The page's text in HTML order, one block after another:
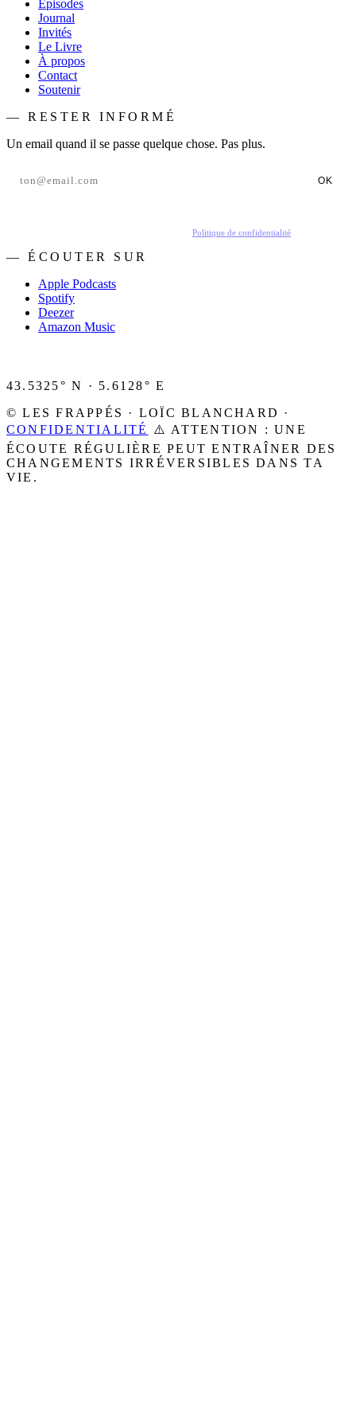
Épisodes
Journal
Invités
Le Livre
À propos
Contact
Soutenir
— RESTER INFORMÉ
Un email quand il se passe quelque chose. Pas plus.
OK
Politique de confidentialité
— ÉCOUTER SUR
Apple Podcasts
Spotify
Deezer
Amazon Music
43.5325° N · 5.6128° E
© LES FRAPPÉS · LOÏC BLANCHARD ·
CONFIDENTIALITÉ
⚠️ ATTENTION : UNE
ÉCOUTE RÉGULIÈRE PEUT ENTRAÎNER DES
CHANGEMENTS IRRÉVERSIBLES DANS TA
VIE.